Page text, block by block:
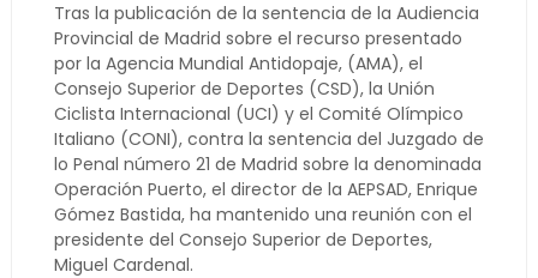
Tras la publicación de la sentencia de la Audiencia
Provincial de Madrid sobre el recurso presentado
por la Agencia Mundial Antidopaje, (AMA), el
Consejo Superior de Deportes (CSD), la Unión
Ciclista Internacional (UCI) y el Comité Olímpico
Italiano (CONI), contra la sentencia del Juzgado de
lo Penal número 21 de Madrid sobre la denominada
Operación Puerto, el director de la AEPSAD, Enrique
Gómez Bastida, ha mantenido una reunión con el
presidente del Consejo Superior de Deportes,
Miguel Cardenal.